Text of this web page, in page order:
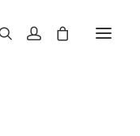
een werkplek